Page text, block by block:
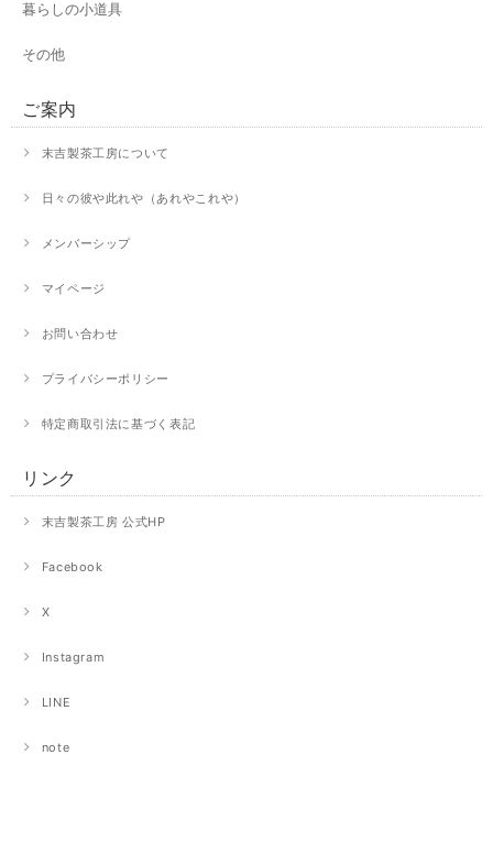
暮らしの小道具
その他
ご案内
末吉製茶工房について
日々の彼や此れや（あれやこれや）
メンバーシップ
マイページ
お問い合わせ
プライバシーポリシー
特定商取引法に基づく表記
リンク
末吉製茶工房 公式HP
Facebook
X
Instagram
LINE
note